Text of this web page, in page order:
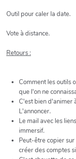
Outil pour caler la date.
Vote à distance.
Retours :
Comment les outils
que l'on ne
C'est bien d'animer
L'annoncer.
Le mail avec les
immersif.
Peut-être copier
créer des comptes